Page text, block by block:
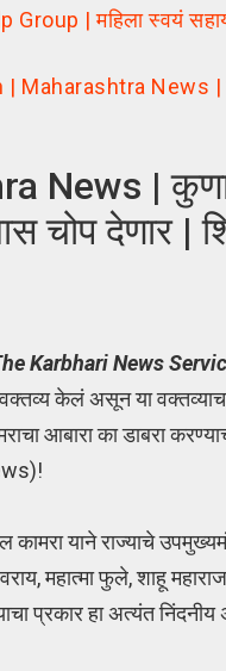
| महिला स्वयं
Maharashtra News |
News |
चोप देणार |
Karbhari News
केलं असून या
आबारा का डाबरा
याने राज्याचे
महात्मा फुले, शाहू
प्रकार हा अत्यंत